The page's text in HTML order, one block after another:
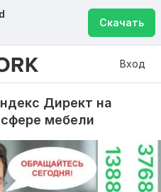
Скачать
Вход
Директ на
мебели